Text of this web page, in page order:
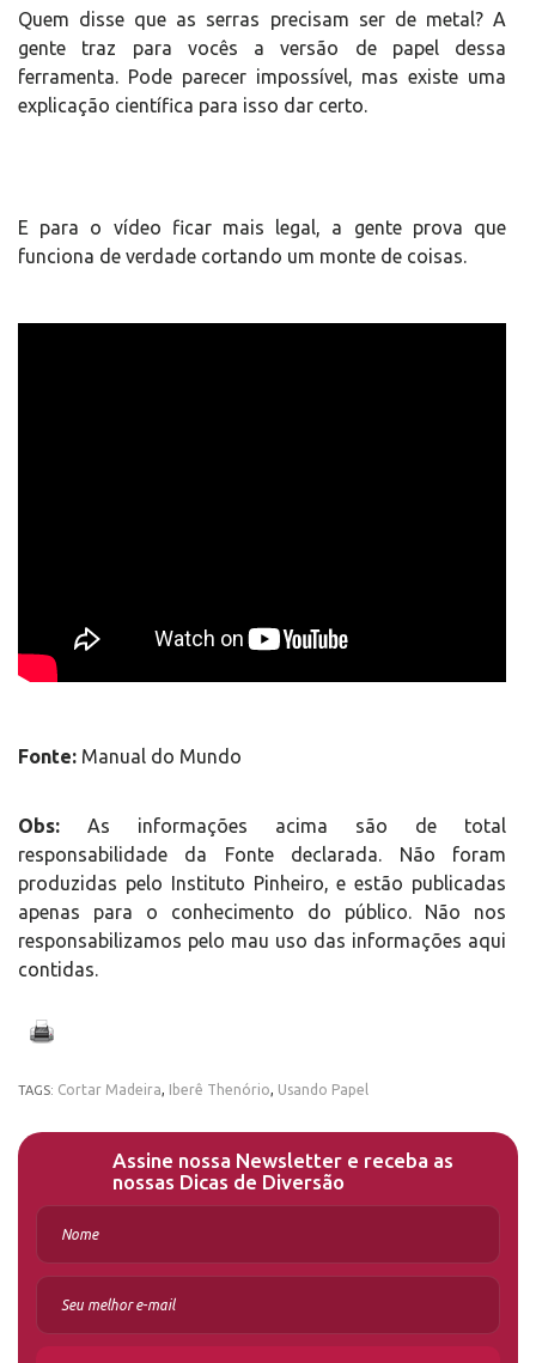
Quem disse que as serras precisam ser de metal? A
gente traz para vocês a versão de papel dessa
ferramenta. Pode parecer impossível, mas existe uma
explicação científica para isso dar certo.
E para o vídeo ficar mais legal, a gente prova que
funciona de verdade cortando um monte de coisas.
Fonte: Manual do Mundo
Obs: As informações acima são de total
responsabilidade da Fonte declarada. Não foram
produzidas pelo Instituto Pinheiro, e estão publicadas
apenas para o conhecimento do público. Não nos
responsabilizamos pelo mau uso das informações aqui
contidas.
TAGS: Cortar Madeira, Iberê Thenório, Usando Papel
Assine nossa Newsletter e receba as
nossas Dicas de Diversão